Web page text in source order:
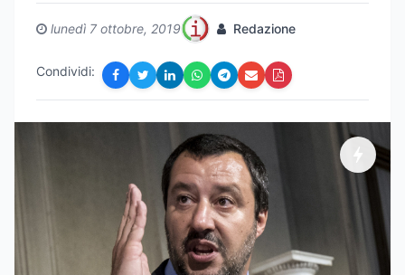
lunedì 7 ottobre, 2019 Redazione
Condividi: